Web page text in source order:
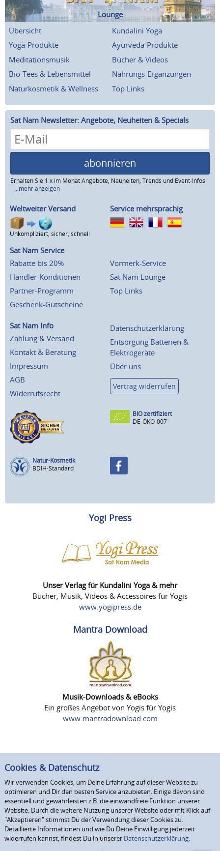
Lounge
Übersicht
Kundalini Yoga
Yoga-Produkte
Ayurveda-Produkte
Meditationsmusik
Bücher & Videos
Bio-Tees & Lebensmittel
Nahrungs-Ergänzungen
Naturkosmetik & Wellness
Top Links
Sat Nam Newsletter: Angebote, Neuheiten & Specials
abonnieren
Erhalten Sie 1 x im Monat Angebote, Neuheiten, Trends und Event-Infos
...mehr anzeigen
Weltweiter Versand
Unkompliziert, sicher, schnell
Service mehrsprachig
Sat Nam Service
Rabatte bis 20%
Händler-Konditionen
Partner-Programm
Geschenk-Gutscheine
Vormerk-Service
Sat Nam Lounge
Top Links
Sat Nam Info
Zahlung & Versand
Kontakt & Beratung
Impressum
AGB
Widerrufsrecht
Datenschutzerklärung
Entsorgung Batterien &
Elektrogeräte
Über uns
Vertrag widerrufen
BIO zertifiziert
DE-ÖKO-007
Natur-Kosmetik
BDIH-Standard
Yogi Press
Unser Verlag für Kundalini Yoga & mehr
Bücher, Musik, Videos & Accessoires für Yogis
www.yogipress.de
Mantra Download
Musik-Downloads & eBooks
Ein großes Angebot von Yogis für Yogis
www.mantradownload.com
Cookies & Datenschutz
Wir verwenden Cookies, um Deine Erfahrung auf dieser Website zu
optimieren und Dir den besten Service anzubieten. Einige davon sind
essentiell und gewährleisten z.B. die einwandfreie Funktion unserer
Website. Durch die weitere Nutzung unserer Website oder mit Klick auf
"Akzeptieren" stimmst Du der Verwendung dieser Cookies zu.
Detaillierte Informationen und wie Du Deine Einwilligung jederzeit
widerrufen kannst, findest Du in unserer Datenschutzerklärung.